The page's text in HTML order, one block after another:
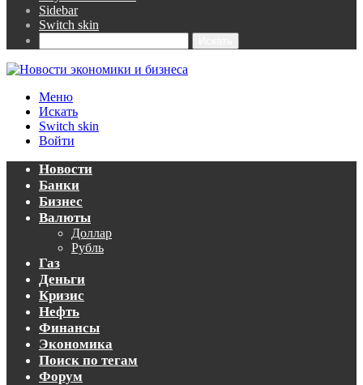
Sidebar
Switch skin
Меню
Искать
Switch skin
Войти
Новости
Банки
Бизнес
Валюты
Доллар
Рубль
Газ
Деньги
Кризис
Нефть
Финансы
Экономика
Поиск по тегам
Форум